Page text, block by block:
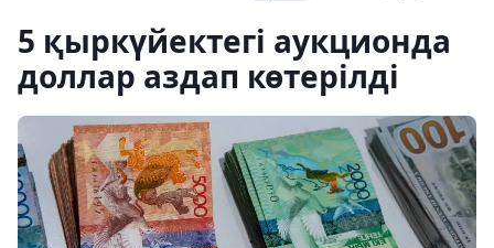
5 қыркүйектегі аукционда
доллар аздап көтерілді